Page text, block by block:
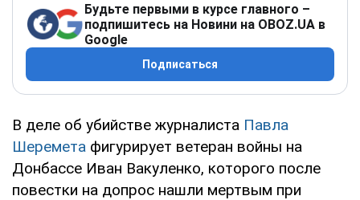
Будьте первыми в курсе главного –
подпишитесь на Новини на OBOZ.UA в
Google
Подписаться
В деле об убийстве журналиста Павла
Шеремета фигурирует ветеран войны на
Донбассе Иван Вакуленко, которого после
повестки на допрос нашли мертвым при